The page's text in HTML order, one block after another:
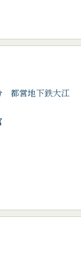
都営地下鉄大江